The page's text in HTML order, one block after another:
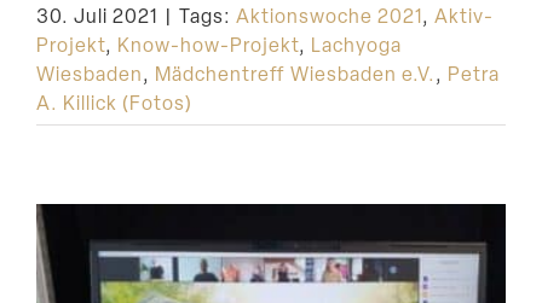
Suche
30. Juli 2021 | Tags: Aktionswoche 2021, Aktiv-
Projekt, Know-how-Projekt, Lachyoga
Wiesbaden, Mädchentreff Wiesbaden e.V., Petra
A. Killick (Fotos)